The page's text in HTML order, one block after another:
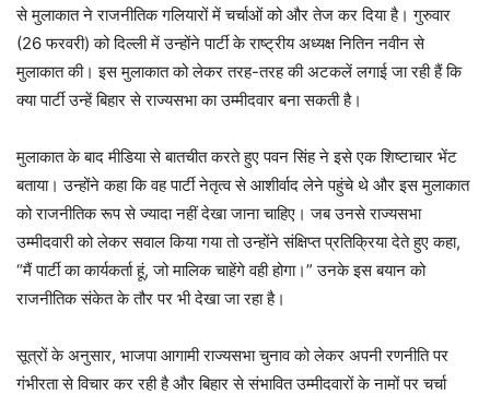
से मुलाकात ने राजनीतिक गलियारों में चर्चाओं को और तेज कर दिया है। गुरुवार
(26 फरवरी) को दिल्ली में उन्होंने पार्टी के राष्ट्रीय अध्यक्ष नितिन नवीन से
मुलाकात की। इस मुलाकात को लेकर तरह-तरह की अटकलें लगाई जा रही हैं कि
क्या पार्टी उन्हें बिहार से राज्यसभा का उम्मीदवार बना सकती है।
मुलाकात के बाद मीडिया से बातचीत करते हुए पवन सिंह ने इसे एक शिष्टाचार भेंट
बताया। उन्होंने कहा कि वह पार्टी नेतृत्व से आशीर्वाद लेने पहुंचे थे और इस मुलाकात
को राजनीतिक रूप से ज्यादा नहीं देखा जाना चाहिए। जब उनसे राज्यसभा
उम्मीदवारी को लेकर सवाल किया गया तो उन्होंने संक्षिप्त प्रतिक्रिया देते हुए कहा,
“मैं पार्टी का कार्यकर्ता हूं, जो मालिक चाहेंगे वही होगा।” उनके इस बयान को
राजनीतिक संकेत के तौर पर भी देखा जा रहा है।
सूत्रों के अनुसार, भाजपा आगामी राज्यसभा चुनाव को लेकर अपनी रणनीति पर
गंभीरता से विचार कर रही है और बिहार से संभावित उम्मीदवारों के नामों पर चर्चा